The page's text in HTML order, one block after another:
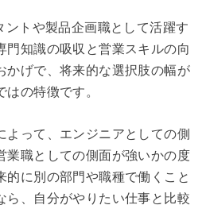
ントや製品企画職として活躍す
門知識の吸収と営業スキルの向
かげで、将来的な選択肢の幅が
の特徴です。
よって、エンジニアとしての側
業職としての側面が強いかの度
的に別の部門や職種で働くこと
ら、自分がやりたい仕事と比較